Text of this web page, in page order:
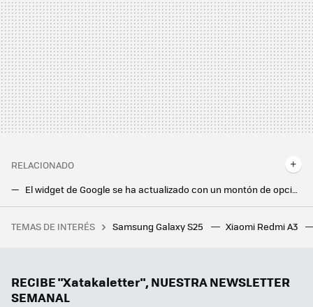
RELACIONADO
El widget de Google se ha actualizado con un montón de opciones de personalización. Hay un pero: se han olvidado de Android
Gemini 2.0 de Google viene con un agente secreto capaz de automatizar nuestras tareas. Así es Project Jarvis, el siguiente paso de la IA
Flexispot tiene el escritorio elevable ideal para trabajar tanto de pie como sentado, y ahora está más rebajado
TEMAS DE INTERÉS Samsung Galaxy S25 Xiaomi Redmi A3
RECIBE "Xatakaletter", NUESTRA NEWSLETTER
SEMANAL